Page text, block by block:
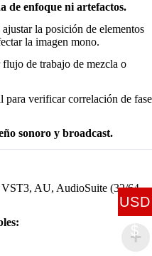
de enfoque ni artefactos.
la posición de elementos
la imagen mono.
de trabajo de mezcla o
para verificar correlación de fase
sonoro y broadcast.
AU, AudioSuite (32/64-
USD
$